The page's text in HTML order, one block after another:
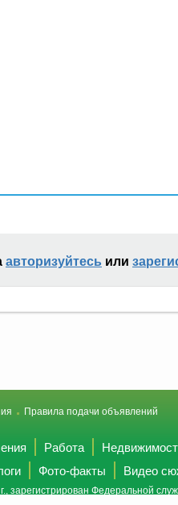
авторизуйтесь или
Правила подачи объявлений
Работа
Фото-факты Видео
Федеральной